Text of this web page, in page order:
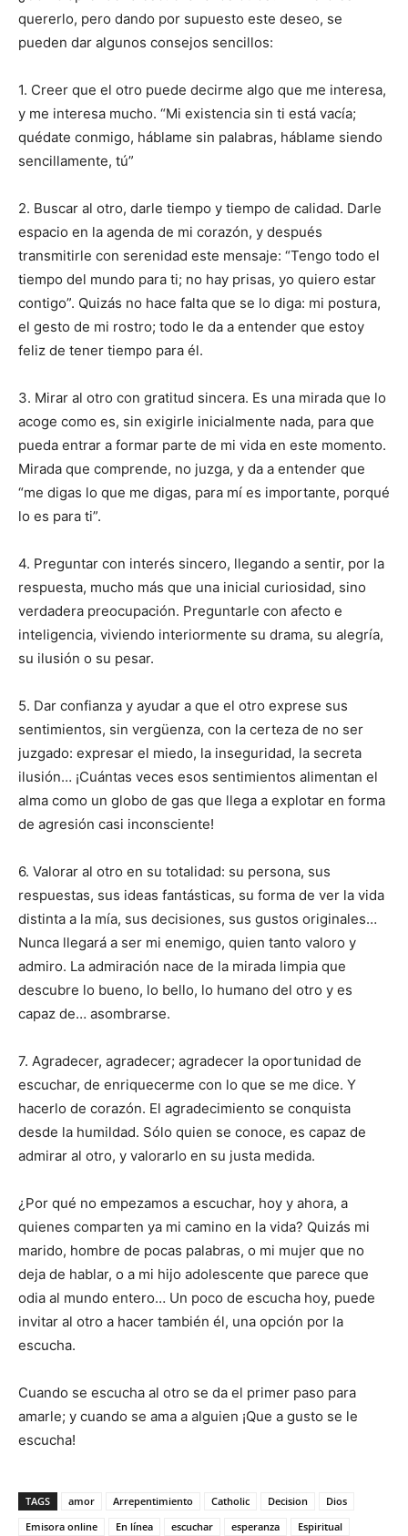
quererlo, pero dando por supuesto este deseo, se
pueden dar algunos consejos sencillos:
1. Creer que el otro puede decirme algo que me interesa,
y me interesa mucho. “Mi existencia sin ti está vacía;
quédate conmigo, háblame sin palabras, háblame siendo
sencillamente, tú”
2. Buscar al otro, darle tiempo y tiempo de calidad. Darle
espacio en la agenda de mi corazón, y después
transmitirle con serenidad este mensaje: “Tengo todo el
tiempo del mundo para ti; no hay prisas, yo quiero estar
contigo”. Quizás no hace falta que se lo diga: mi postura,
el gesto de mi rostro; todo le da a entender que estoy
feliz de tener tiempo para él.
3. Mirar al otro con gratitud sincera. Es una mirada que lo
acoge como es, sin exigirle inicialmente nada, para que
pueda entrar a formar parte de mi vida en este momento.
Mirada que comprende, no juzga, y da a entender que
“me digas lo que me digas, para mí es importante, porqué
lo es para ti”.
4. Preguntar con interés sincero, llegando a sentir, por la
respuesta, mucho más que una inicial curiosidad, sino
verdadera preocupación. Preguntarle con afecto e
inteligencia, viviendo interiormente su drama, su alegría,
su ilusión o su pesar.
5. Dar confianza y ayudar a que el otro exprese sus
sentimientos, sin vergüenza, con la certeza de no ser
juzgado: expresar el miedo, la inseguridad, la secreta
ilusión… ¡Cuántas veces esos sentimientos alimentan el
alma como un globo de gas que llega a explotar en forma
de agresión casi inconsciente!
6. Valorar al otro en su totalidad: su persona, sus
respuestas, sus ideas fantásticas, su forma de ver la vida
distinta a la mía, sus decisiones, sus gustos originales…
Nunca llegará a ser mi enemigo, quien tanto valoro y
admiro. La admiración nace de la mirada limpia que
descubre lo bueno, lo bello, lo humano del otro y es
capaz de… asombrarse.
7. Agradecer, agradecer; agradecer la oportunidad de
escuchar, de enriquecerme con lo que se me dice. Y
hacerlo de corazón. El agradecimiento se conquista
desde la humildad. Sólo quien se conoce, es capaz de
admirar al otro, y valorarlo en su justa medida.
¿Por qué no empezamos a escuchar, hoy y ahora, a
quienes comparten ya mi camino en la vida? Quizás mi
marido, hombre de pocas palabras, o mi mujer que no
deja de hablar, o a mi hijo adolescente que parece que
odia al mundo entero… Un poco de escucha hoy, puede
invitar al otro a hacer también él, una opción por la
escucha.
Cuando se escucha al otro se da el primer paso para
amarle; y cuando se ama a alguien ¡Que a gusto se le
escucha!
TAGS amor Arrepentimiento Catholic Decision
Dios
Emisora online
En línea escuchar esperanza
Espiritual